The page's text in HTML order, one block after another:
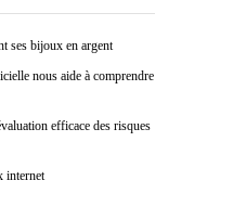
c
r
ses bijoux en argent
nous aide à comprendre
efficace des risques
internet